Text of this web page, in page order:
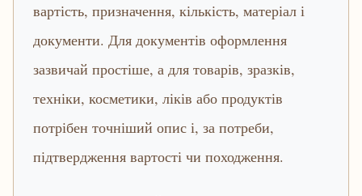
вартість, призначення, кількість, матеріал і
документи. Для документів оформлення
зазвичай простіше, а для товарів, зразків,
техніки, косметики, ліків або продуктів
потрібен точніший опис і, за потреби,
підтвердження вартості чи походження.